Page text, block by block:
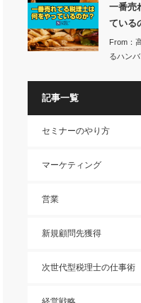
一番売
ている
From：
るハン
記事一覧
セミナーのやり方
マーケティング
営業
新規顧問先獲得
次世代型税理士の仕事術